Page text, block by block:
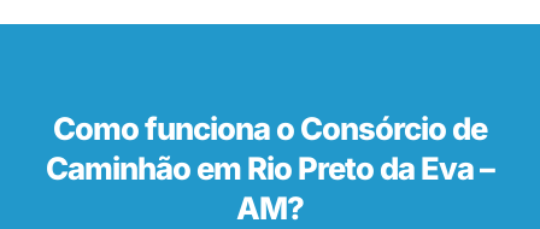
Como funciona o Consórcio de
Caminhão em Rio Preto da Eva –
AM?